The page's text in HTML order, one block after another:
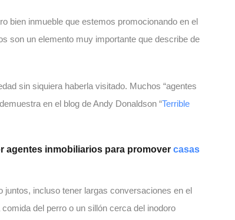
bien inmueble que estemos promocionando en el
son un elemento muy importante que describe de
sin siquiera haberla visitado. Muchos “agentes
en el blog de Andy Donaldson “Terrible
agentes inmobiliarios para promover casas
incluso tener largas conversaciones en el
del perro o un sillón cerca del inodoro